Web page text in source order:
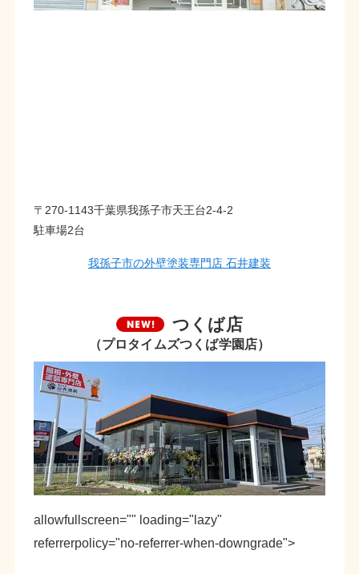
〒270-1143千葉県我孫子市天王台2-4-2
駐車場2台
我孫子市の外壁塗装専門店 石井建装
つくば店
（プロタイムズつくば学園店）
allowfullscreen="" loading="lazy"
referrerpolicy="no-referrer-when-downgrade">